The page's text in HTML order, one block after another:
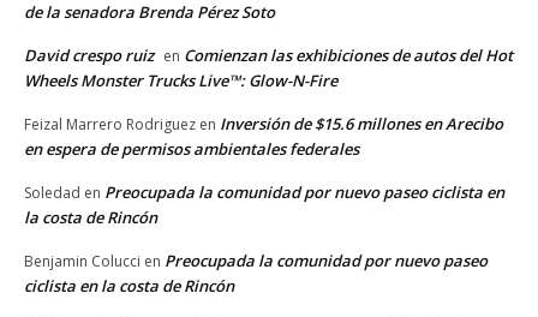
de la senadora Brenda Pérez Soto
David crespo ruiz en Comienzan las exhibiciones de autos del Hot
Wheels Monster Trucks Live™: Glow-N-Fire
Feizal Marrero Rodriguez en Inversión de $15.6 millones en Arecibo
en espera de permisos ambientales federales
Soledad en Preocupada la comunidad por nuevo paseo ciclista en
la costa de Rincón
Benjamin Colucci en Preocupada la comunidad por nuevo paseo
ciclista en la costa de Rincón